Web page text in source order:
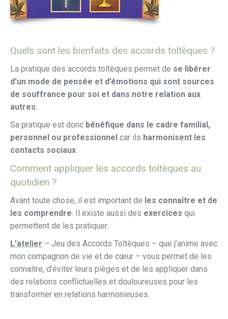
Quels sont les bienfaits des accords toltèques ?
La pratique des accords toltèques permet de se libérer
d’un mode de pensée et d’émotions qui sont sources
de souffrance pour soi et dans notre relation aux
autres.
Sa pratique est donc bénéfique dans le cadre familial,
personnel ou professionnel car ils harmonisent les
contacts sociaux.
Comment appliquer les accords toltèques au
quotidien ?
Avant toute chose, il est important de les connaître et de
les comprendre. Il existe aussi des exercices qui
permettent de les pratiquer.
L’atelier – Jeu des Accords Toltèques – que j’anime avec
mon compagnon de vie et de cœur – vous permet de les
connaître, d’éviter leurs pièges et de les appliquer dans
des relations conflictuelles et douloureuses pour les
transformer en relations harmonieuses.